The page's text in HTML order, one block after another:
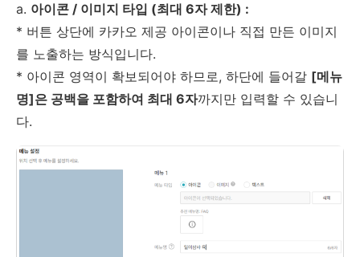
a. 아이콘 / 이미지 타입 (최대 6자 제한) :
* 버튼 상단에 카카오 제공 아이콘이나 직접 만든 이미지
를 노출하는 방식입니다.
* 아이콘 영역이 확보되어야 하므로, 하단에 들어갈 [메뉴
명]은 공백을 포함하여 최대 6자까지만 입력할 수 있습니
다.